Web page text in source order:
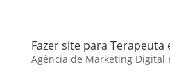
Fazer site para Terapeuta
Agência de Marketing Digital